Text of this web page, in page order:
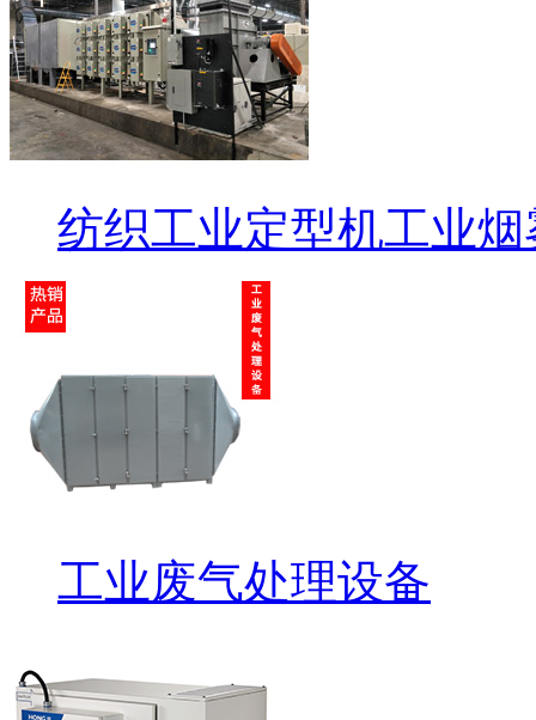
纺织工业定型机工业
工业废气处理设备